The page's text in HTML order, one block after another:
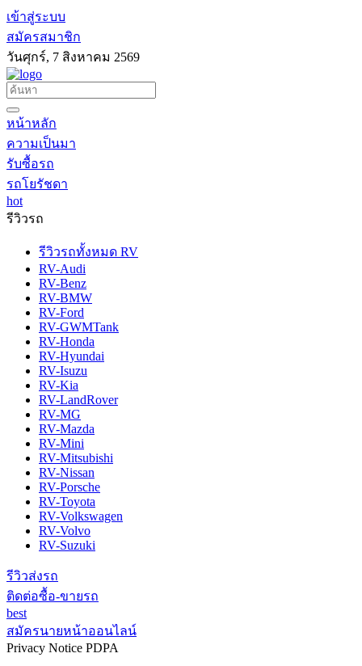
เข้าสู่ระบบ
สมัครสมาชิก
วันศุกร์, 7 สิงหาคม 2569
หน้าหลัก
ความเป็นมา
รับซื้อรถ
รถโยรัชดา
hot
รีวิวรถ
รีวิวรถทั้งหมด RV
RV-Audi
RV-Benz
RV-BMW
RV-Ford
RV-GWMTank
RV-Honda
RV-Hyundai
RV-Isuzu
RV-Kia
RV-LandRover
RV-MG
RV-Mazda
RV-Mini
RV-Mitsubishi
RV-Nissan
RV-Porsche
RV-Toyota
RV-Volkswagen
RV-Volvo
RV-Suzuki
รีวิวส่งรถ
ติดต่อซื้อ-ขายรถ
best
สมัครนายหน้าออนไลน์
Privacy Notice PDPA